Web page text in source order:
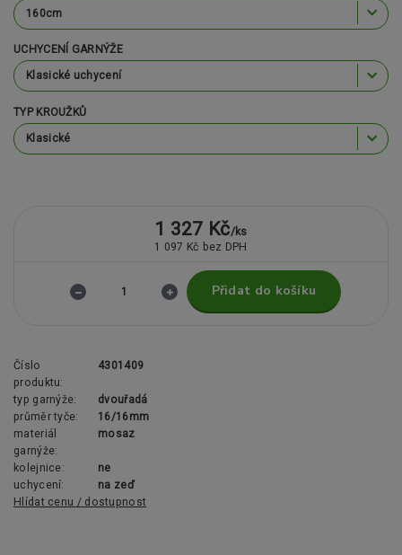
UCHYCENÍ GARNÝŽE
TYP KROUŽKŮ
1 327 Kč/ks
1 097 Kč bez DPH
Přidat do košíku
Číslo
produktu:
4301409
typ garnýže:
dvouřadá
průměr tyče:
16/16mm
materiál
garnýže:
mosaz
kolejnice:
ne
uchycení:
na zeď
Hlídat cenu / dostupnost